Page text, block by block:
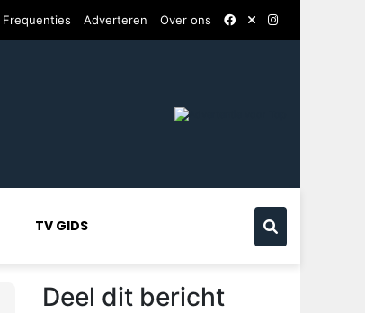
Frequenties Adverteren Over ons
TV GIDS
Deel dit bericht